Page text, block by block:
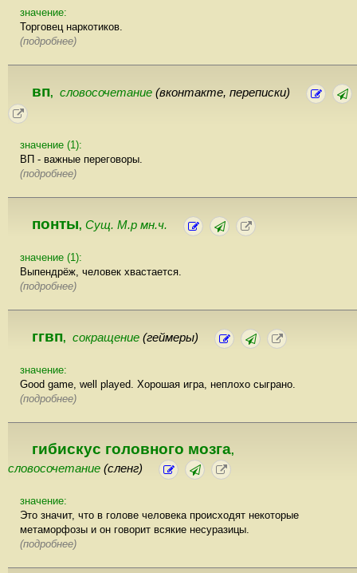
значение:
Торговец наркотиков.
(подробнее)
вп, словосочетание (вконтакте, переписки)
значение (1):
ВП - важные переговоры.
(подробнее)
понты, Сущ. М.р мн.ч.
значение (1):
Выпендрёж, человек хвастается.
(подробнее)
ггвп, сокращение (геймеры)
значение:
Good game, well played. Хорошая игра, неплохо сыграно.
(подробнее)
гибискус головного мозга,
словосочетание (сленг)
значение:
Это значит, что в голове человека происходят некоторые
метаморфозы и он говорит всякие несуразицы.
(подробнее)